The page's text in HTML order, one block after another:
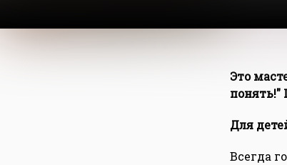
Это
понять!"
Для
Всегда